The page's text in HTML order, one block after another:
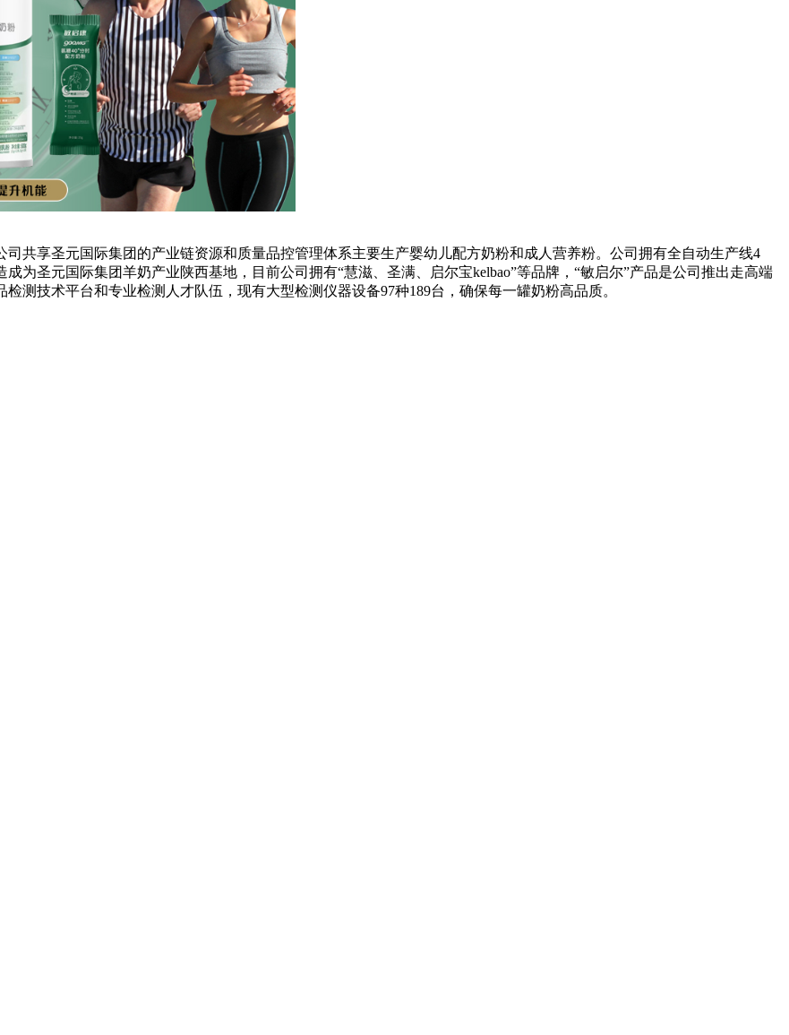
共享圣元国际集团的产业链资源和质量品控管理体系主要生产婴幼儿配方奶粉和成人营养粉。公司拥有全自动生产线4
为圣元国际集团羊奶产业陕西基地，目前公司拥有“慧滋、圣满、启尔宝kelbao”等品牌，“敏启尔”产品是公司推出走高端
测技术平台和专业检测人才队伍，现有大型检测仪器设备97种189台，确保每一罐奶粉高品质。